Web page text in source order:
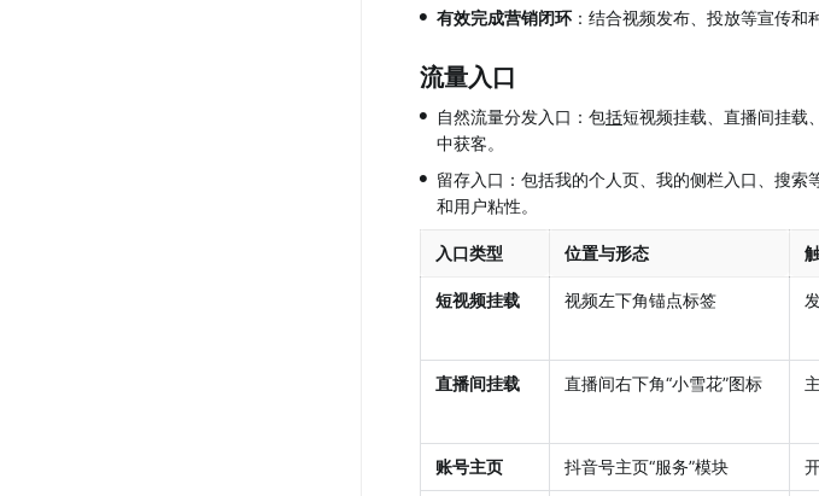
• 有效完成营销闭环：结合视频发布、投放等宣传和
流量入口
• 自然流量分发入口：包括短视频挂载 直播间挂载
中获客。
• 留存入口：包括我的个人页、 我的侧栏入口 搜索
和用户粘性。
入口类型 位置与形态
短视频挂载 视频左下角锚点标签
直播间挂载 直播间右下角“小雪花”图标
账号主页 抖音号主页“服务”模块